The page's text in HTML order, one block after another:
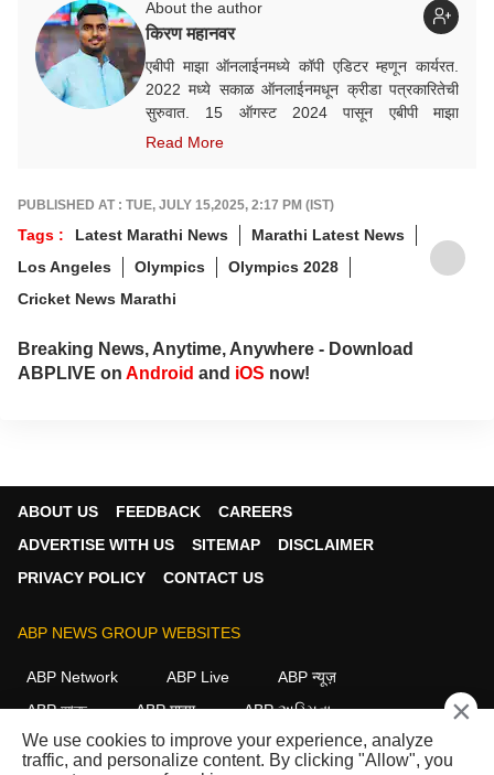
About the author
किरण महानवर
एबीपी माझा ऑनलाईनमध्ये कॉपी एडिटर म्हणून कार्यरत.
2022 मध्ये सकाळ ऑनलाईनमधून क्रीडा पत्रकारितेची
सुरुवात. 15 ऑगस्ट 2024 पासून एबीपी माझा
ऑनलाईनमध्ये कार्यरत. क्रीडा क्षेत्रात आवड, गेल्या काही
Read More
PUBLISHED AT : TUE, JULY 15,2025, 2:17 PM (IST)
Tags : Latest Marathi News
Marathi Latest News
Los Angeles
Olympics
Olympics 2028
Cricket News Marathi
Breaking News, Anytime, Anywhere - Download
ABPLIVE on Android and iOS now!
ABOUT US FEEDBACK
CAREERS
ADVERTISE WITH US
SITEMAP
DISCLAIMER
PRIVACY POLICY
CONTACT US
ABP NEWS GROUP WEBSITES
ABP Network ABP Live
ABP न्यूज़
ABP আনন্দ
ABP माझा
ABP અસ્મિતા
ABP Ganga
ABP ਸਾਂਝਾ ABP நாடு ABP దేశం
×
We use cookies to improve your experience, analyze
traffic, and personalize content. By clicking "Allow", you